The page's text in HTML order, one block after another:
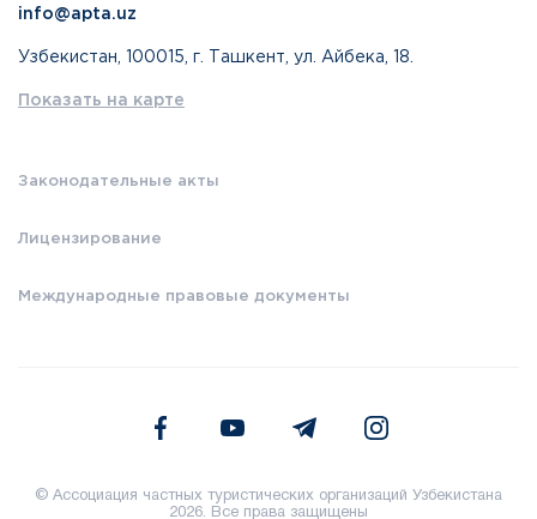
info@apta.uz
Узбекистан, 100015, г. Ташкент, ул. Айбека, 18.
Показать на карте
Законодательные акты
Лицензирование
Международные правовые документы
© Ассоциация частных туристических организаций Узбекистана
2026. Все права защищены